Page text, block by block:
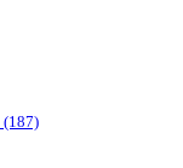
(187)